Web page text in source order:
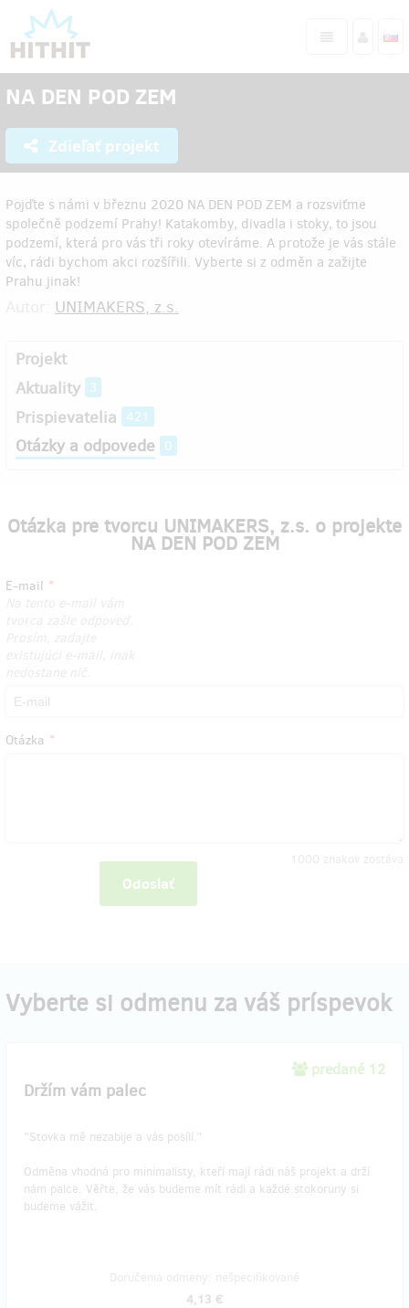
NA DEN POD ZEM
Zdieľať projekt
Pojďte s námi v březnu 2020 NA DEN POD ZEM a rozsviťme
společně podzemí Prahy! Katakomby, divadla i stoky, to jsou
podzemí, která pro vás tři roky otevíráme. A protože je vás stále
víc, rádi bychom akci rozšířili. Vyberte si z odměn a zažijte
Prahu jinak!
UNIMAKERS, z.s.
Projekt
Aktuality 3
Prispievatelia 421
Otázky a odpovede 0
Otázka pre tvorcu UNIMAKERS, z.s. o projekte
NA DEN POD ZEM
E-mail
Otázka
Odoslať
Vyberte si odmenu za váš príspevok
predané 12
Držím vám palec
"Stovka mě nezabije a vás posílí.”
Odměna vhodná pro minimalisty, kteří mají rádi náš projekt a drží
nám palce. Věřte, že vás budeme mít rádi a každé stokoruny si
budeme vážit.
4,13 €